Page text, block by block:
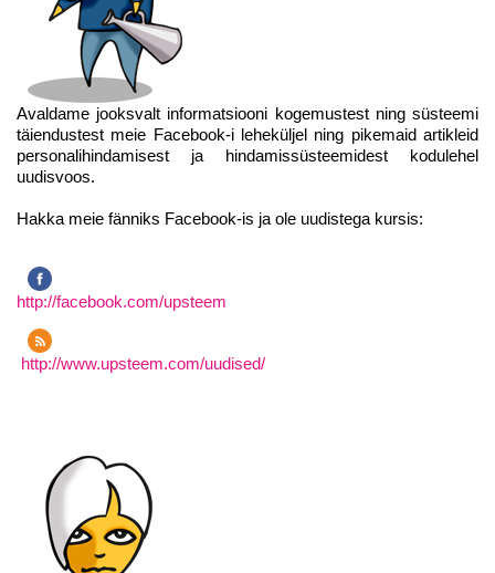
Avaldame jooksvalt informatsiooni kogemustest ning süsteemi
täiendustest meie Facebook-i leheküljel ning pikemaid artikleid
personalihindamisest ja hindamissüsteemidest kodulehel
uudisvoos.
Hakka meie fänniks Facebook-is ja ole uudistega kursis:
http://facebook.com/upsteem
http://www.upsteem.com/uudised/